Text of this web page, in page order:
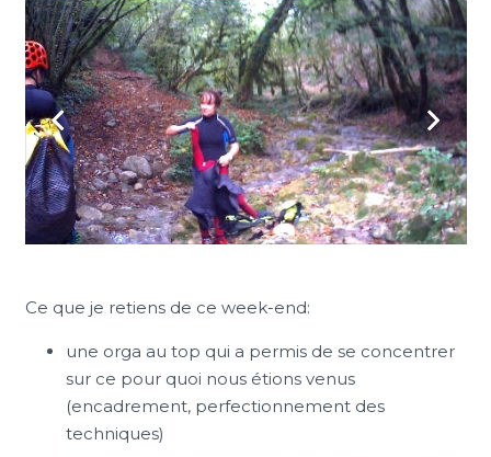
Ce que je retiens de ce week-end:
une orga au top qui a permis de se concentrer
sur ce pour quoi nous étions venus
(encadrement, perfectionnement des
techniques)